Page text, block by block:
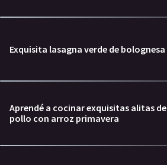
Exquisita lasagna verde de bolognesa
Aprendé a cocinar exquisitas alitas de
pollo con arroz primavera